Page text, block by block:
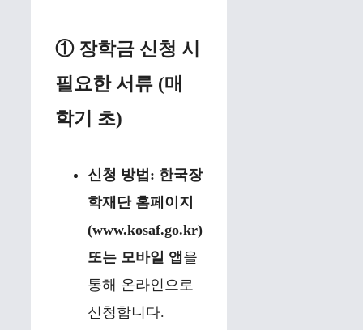
① 장학금 신청 시
필요한 서류 (매
학기 초)
신청 방법: 한국장
학재단 홈페이지
(www.kosaf.go.kr)
또는 모바일 앱 을
통해 온라인으로
신청합니다.